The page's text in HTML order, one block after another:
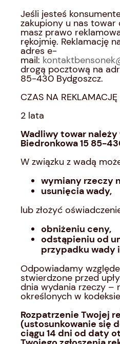
Jeśli jesteś
zakupiony u nas towar
masz prawo
rękojmię. Reklamację
adres e-
mail:
drogą pocztową na
85-430 Bydgoszcz.
CZAS NA
2 lata
Wadliwy towar należy
Biedronkowa 15 85-
W związku z wadą
wymiany rzeczy
usunięcia wady,
lub złożyć
obniżeniu ceny,
odstąpieniu od
przypadku wady
Odpowiadamy
stwierdzone przed
dnia wydania rzeczy –
określonych w
Rozpatrzenie Twojej
(ustosunkowanie się
ciągu 14 dni od daty